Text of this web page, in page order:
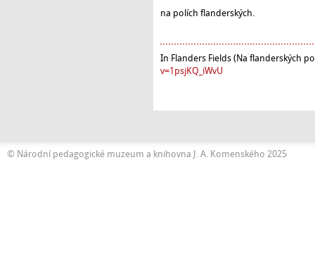
na polích flanderských.
In Flanders Fields (Na flanderských
v=1psjKQ_iWvU
© Národní pedagogické muzeum a knihovna J. A. Komenského 2025